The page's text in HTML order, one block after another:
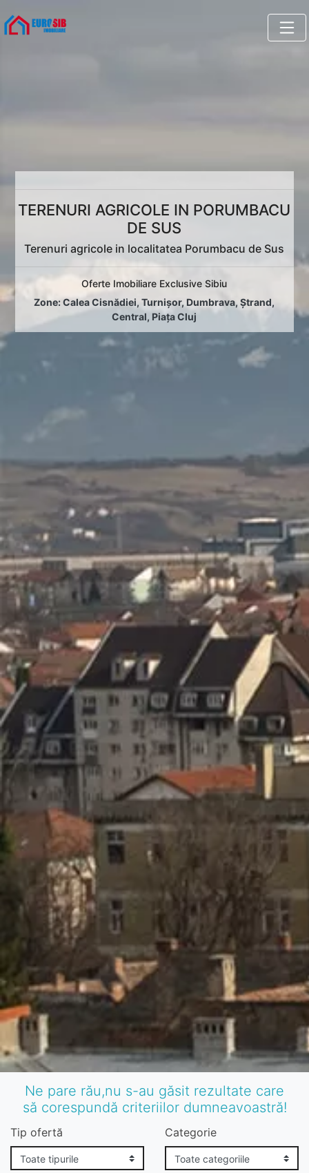
TERENURI AGRICOLE IN PORUMBACU
DE SUS
Terenuri agricole in localitatea Porumbacu de Sus
Oferte Imobiliare Exclusive Sibiu
Zone:Calea Cisnădiei,Turnișor,Dumbrava,Ștrand,
Central, Piața Cluj
Ne pare rău,nu s-au găsit rezultate care
să corespundă criteriilor dumneavoastră!
Tip ofertă Categorie